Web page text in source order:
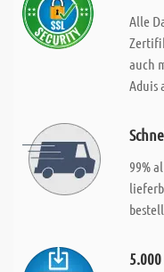
Alle
auch
Aduis
99%